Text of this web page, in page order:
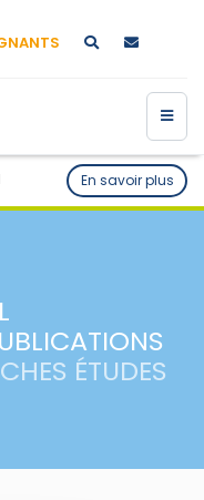
En savoir plus
ÉTUDES